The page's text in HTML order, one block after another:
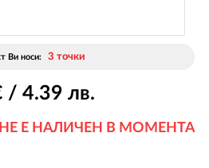
Ви носи: 3 точки
/ 4.39 лв.
НЕ Е НАЛИЧЕН В МОМЕНТА